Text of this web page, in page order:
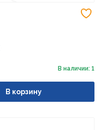
В наличии: 1
В корзину